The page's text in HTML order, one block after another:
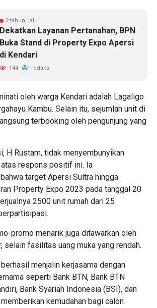
2 tahun lalu
Dekatkan Layanan Pertanahan, BPN
Buka Stand di Property Expo Apersi
di Kendari
144 redaksi
oleh warga Kendari adalah Lagaligo
Kambu. Selain itu, sejumlah unit di
terbooking oleh pengunjung yang
H Rustam, tidak menyembunyikan
respons positif ini. Ia
target Apersi Sultra hingga
Property Expo 2023 pada tanggal 20
2500 unit rumah dari 25
promo menarik juga ditawarkan oleh
selain fasilitas uang muka yang rendah.
menjalin kerjasama dengan
seperti Bank BTN, Bank BTN
Bank Syariah Indonesia (BSI), dan
kemudahan bagi calon